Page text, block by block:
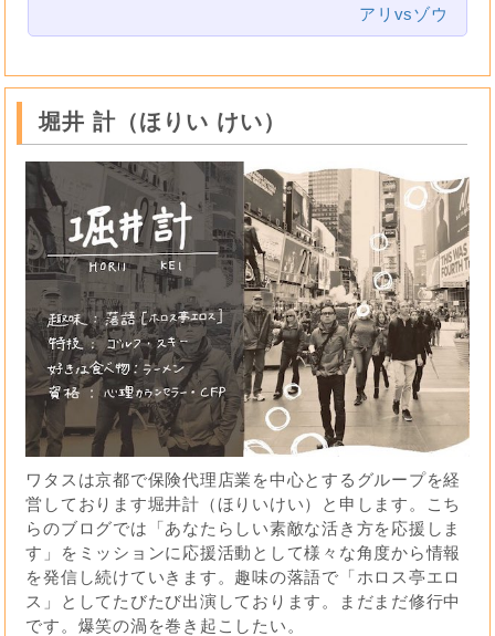
アリvsゾウ
堀井 計（ほりい けい）
ワタスは京都で保険代理店業を中心とするグループを経
営しております堀井計（ほりいけい）と申します。こち
らのブログでは「あなたらしい素敵な活き方を応援しま
す」をミッションに応援活動として様々な角度から情報
を発信し続けていきます。趣味の落語で「ホロス亭エロ
ス」としてたびたび出演しております。まだまだ修行中
です。爆笑の渦を巻き起こしたい。